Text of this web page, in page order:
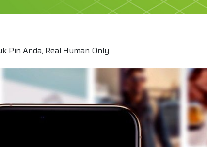
Pin Anda, Real Human Only